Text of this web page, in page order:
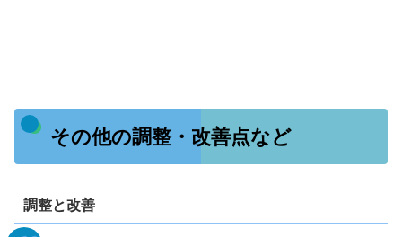
その他の調整・改善点など
調整と改善